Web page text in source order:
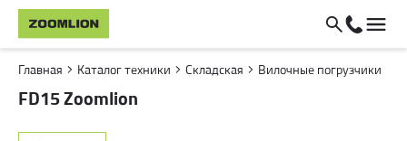
Главная Каталог техники Складская Вилочные погрузчики
FD15 Zoomlion